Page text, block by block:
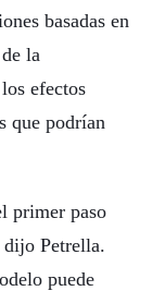
basadas en
la
efectos
que podrían
primer paso
dijo Petrella.
puede